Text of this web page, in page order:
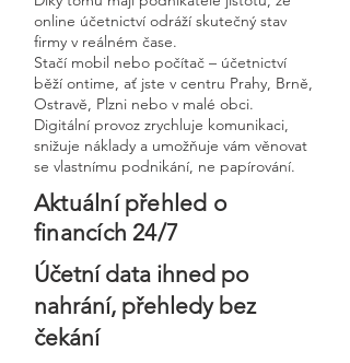
online účetnictví odráží skutečný stav
firmy v reálném čase.
Stačí mobil nebo počítač – účetnictví
běží ontime, ať jste v centru Prahy, Brně,
Ostravě, Plzni nebo v malé obci.
Digitální provoz zrychluje komunikaci,
snižuje náklady a umožňuje vám věnovat
se vlastnímu podnikání, ne papírování.
Aktuální přehled o
financích 24/7
Účetní data ihned po
nahrání, přehledy bez
čekání